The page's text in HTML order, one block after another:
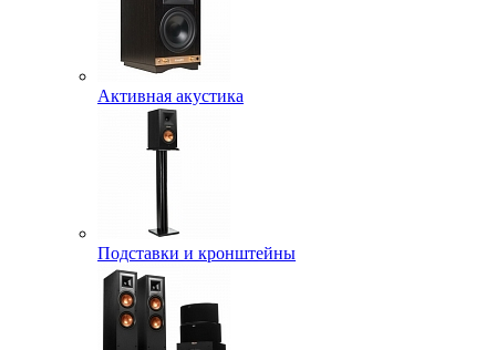
Активная акустика
Подставки и кронштейны